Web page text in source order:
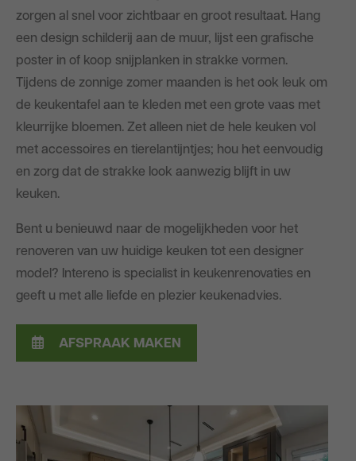
zorgen al snel voor zichtbaar en groot resultaat. Hang
een design schilderij aan de muur, lijst een grafische
poster in of koop snijplanken in strakke vormen.
Tijdens de zonnige zomer maanden is het ook leuk om
de keukentafel aan te kleden met een grote vaas met
kleurrijke bloemen. Zet alleen niet de hele keuken vol
met accessoires en tierelantijntjes; hou het eenvoudig
en zorg dat de strakke look aanwezig blijft in uw
keuken.
Bent u benieuwd naar de mogelijkheden voor het
renoveren van uw huidige keuken tot een designer
model? Intereno is specialist in keukenrenovaties en
geeft u met alle liefde en plezier keukenadvies.
AFSPRAAK MAKEN